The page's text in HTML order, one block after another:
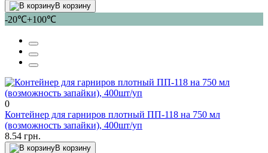
В корзину
-20℃+100℃
0
Контейнер для гарниров плотный ПП-118 на 750 мл
(возможность запайки), 400шт/уп
8.54 грн.
В корзину